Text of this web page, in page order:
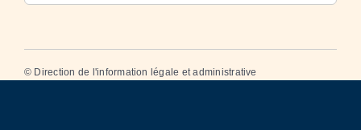
© Direction de l'information légale et administrative